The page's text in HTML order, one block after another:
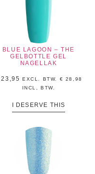
BLUE LAGOON – THE
GELBOTTLE GEL
NAGELLAK
23,95 EXCL. BTW. € 28,98
INCL, BTW.
I DESERVE THIS